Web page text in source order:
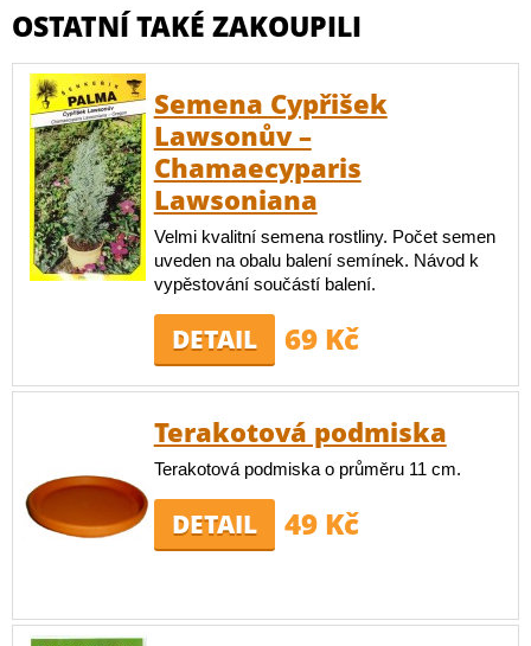
OSTATNÍ TAKÉ ZAKOUPILI
Semena Cypřišek
Lawsonův –
Chamaecyparis
Lawsoniana
Velmi kvalitní semena rostliny. Počet semen
uveden na obalu balení semínek. Návod k
vypěstování součástí balení.
DETAIL 69 Kč
Terakotová podmiska
Terakotová podmiska o průměru 11 cm.
DETAIL 49 Kč